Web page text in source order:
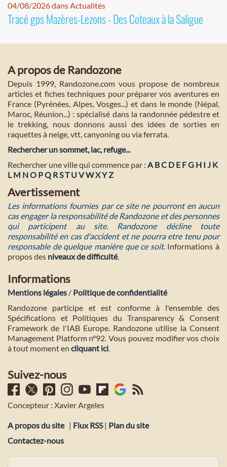
04/08/2026 dans Actualités
Tracé gps Mazères-Lezons - Des Coteaux à la Saligue
A propos de Randozone
Depuis 1999, Randozone.com vous propose de nombreux
articles et fiches techniques pour préparer vos aventures en
France (Pyrénées, Alpes, Vosges...) et dans le monde (Népal,
Maroc, Réunion...) : spécialisé dans la randonnée pédestre et
le trekking, nous donnons aussi des idées de sorties en
raquettes à neige, vtt, canyoning ou via ferrata.
Rechercher un sommet, lac, refuge...
Rechercher une ville qui commence par : A BC D E FG H I J K
L M NO PQ RST U VWXYZ
Avertissement
Les informations fournies par ce site ne pourront en aucun
cas engager la responsabilité de Randozone et des personnes
qui participent au site. Randozone décline toute
responsabilité en cas d'accident et ne pourra etre tenu pour
responsable de quelque manière que ce soit. Informations à
propos des niveaux de difficulté.
Informations
Mentions légales / Politique de confidentialité
Randozone participe et est conforme à l'ensemble des
Spécifications et Politiques du Transparency & Consent
Framework de l'IAB Europe. Randozone utilise la Consent
Management Platform n°92. Vous pouvez modifier vos choix
à tout moment en cliquant ici.
Suivez-nous
Concepteur : Xavier Argeles
A propos du site | Flux RSS| Plan du site
Contactez-nous